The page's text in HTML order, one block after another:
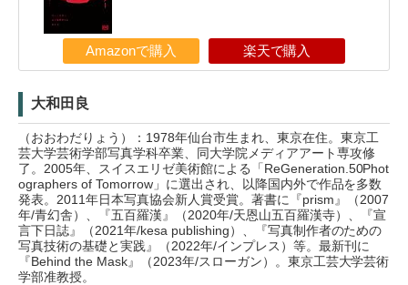
Amazonで購入 楽天で購入
大和田良
（おおわだりょう）：1978年仙台市生まれ、東京在住。東京工
芸大学芸術学部写真学科卒業、同大学院メディアアート専攻修
了。2005年、スイスエリゼ美術館による「ReGeneration.50Phot
ographers of Tomorrow」に選出され、以降国内外で作品を多数
発表。2011年日本写真協会新人賞受賞。著書に『prism』（2007
年/青幻舎）、『五百羅漢』（2020年/天恩山五百羅漢寺）、『宣
言下日誌』（2021年/kesa publishing）、『写真制作者のための
写真技術の基礎と実践』（2022年/インプレス）等。最新刊に
『Behind the Mask』（2023年/スローガン）。東京工芸大学芸術
学部准教授。